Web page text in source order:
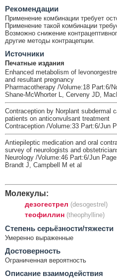
Рекомендации
Применение комбинации требует
Применение такой комбинации
Возможно снижение
другие методы контрацепции.
Источники
Печатные издания
Enhanced metabolism of
and resultant pregnancy
Pharmacotherapy /Volume:18 Part:6/
Shane-McWhorter L, Cerveny JD,
Contraception by Norplant subdermal
patients on anticonvulsant treatment
Contraception /Volume:33 Part:6/Jun
Antiepileptic medication and oral
survey of neurologists and
Neurology /Volume:46 Part:6/Jun
Brandt J, Campbell M et al
Молекулы:
дезогестрел (desogestrel)
теофиллин (theophylline)
Cтепень серьёзности/тяжести
Умеренно выраженные
Достоверность
Ограниченная вероятность
Описание взаимодействия